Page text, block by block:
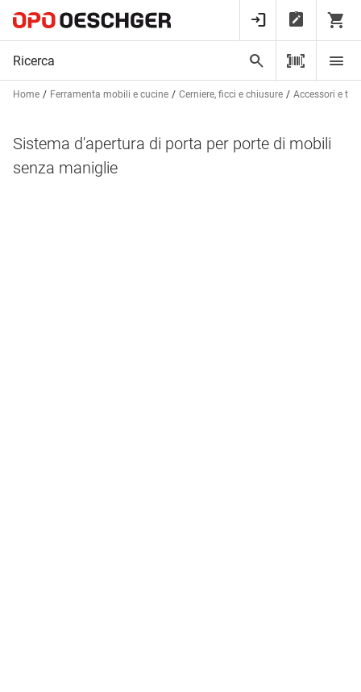
Home Ferramenta mobili e cucine Cerniere, ficci e chiusure Accessori e
Sistema d'apertura di porta per porte di mobili
senza maniglie